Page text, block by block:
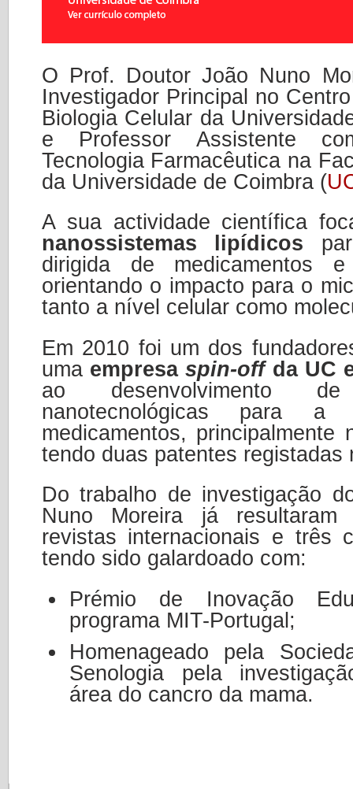
O Prof. Doutor João Nuno
Investigador Principal no
Biologia Celular da
e Professor Assistente
Tecnologia Farmacêutica na
da Universidade de Coimbra (
A sua actividade científica
nanossistemas lipídicos
dirigida de medicamentos
orientando o impacto para o
tanto a nível celular como
Em 2010 foi um dos
uma empresaspin-offda UC
ao desenvolvimento de
nanotecnológicas para a
medicamentos, principalmente
tendo duas patentes registadas
Do trabalho de investigação
Nuno Moreira já
revistas internacionais e três
tendo sido galardoado com:
Prémio de Inovação
programa MIT-Portugal;
Homenageado pela
Senologia pela
área do cancro da mama.